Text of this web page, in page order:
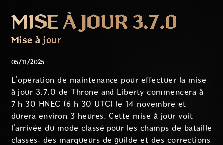
MISE À JOUR 3.7.0
Mise à jour
05/11/2025
L'opération de maintenance pour effectuer la mise
à jour 3.7.0 de Throne and Liberty commencera à
7 h 30 HNEC (6 h 30 UTC) le 14 novembre et
durera environ 3 heures. Cette mise à jour voit
l'arrivée du mode classé pour les champs de bataille
classés, des marqueurs de guilde et des corrections